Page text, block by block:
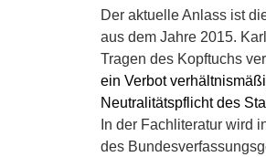
Der aktuelle Anlass ist
aus dem Jahre 2015.
Tragen des Kopftuchs
ein Verbot
Neutralitätspflicht des
In der Fachliteratur wird
des